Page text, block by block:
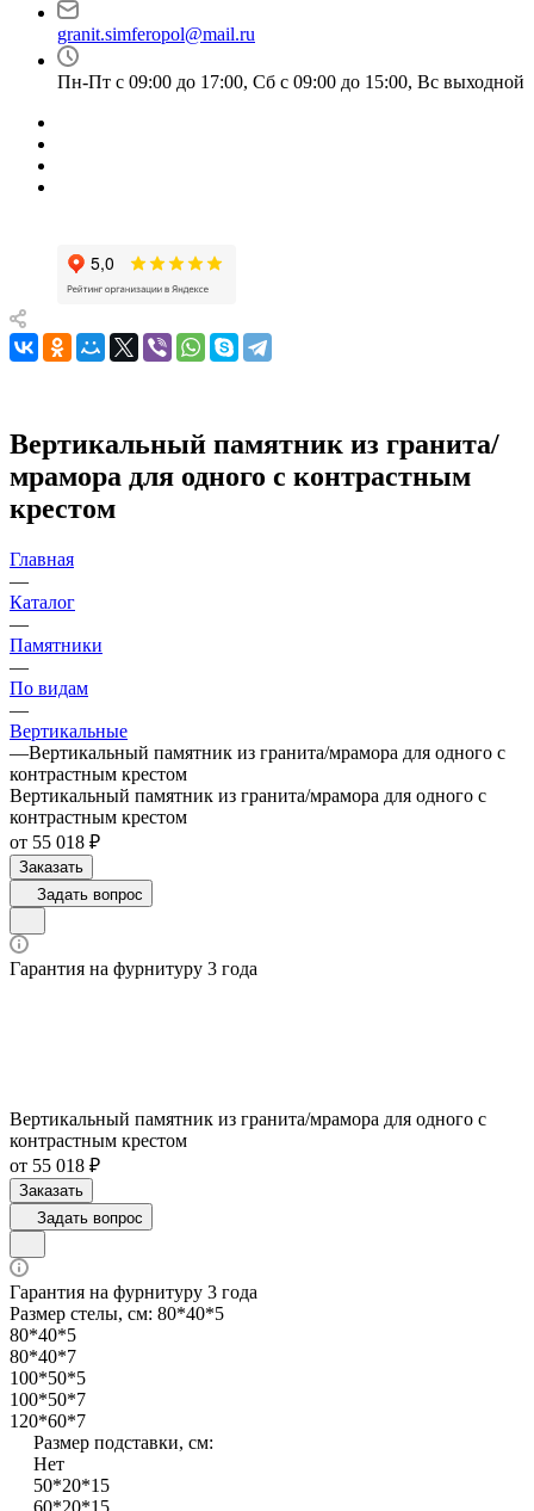
granit.simferopol@mail.ru
Пн-Пт с 09:00 до 17:00, Сб с 09:00 до 15:00, Вс выходной
Вертикальный памятник из гранита/
мрамора для одного с контрастным
крестом
Главная
—
Каталог
—
Памятники
—
По видам
—
Вертикальные
—Вертикальный памятник из гранита/мрамора для одного с
контрастным крестом
Вертикальный памятник из гранита/мрамора для одного с
контрастным крестом
от 55 018 ₽
Заказать
Задать вопрос
Гарантия на фурнитуру 3 года
Вертикальный памятник из гранита/мрамора для одного с
контрастным крестом
от 55 018 ₽
Заказать
Задать вопрос
Гарантия на фурнитуру 3 года
Размер стелы, см: 80*40*5
80*40*5
80*40*7
100*50*5
100*50*7
120*60*7
Размер подставки, см:
Нет
50*20*15
60*20*15